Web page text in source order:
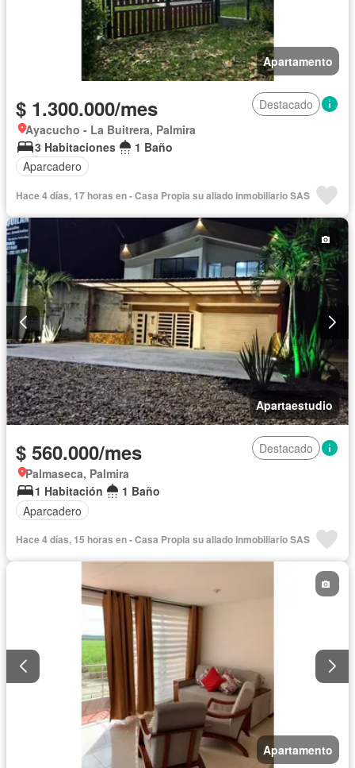
Apartamento
$ 1.300.000/mes
Destacado
Ayacucho - La Buitrera, Palmira
3 Habitaciones
1 Baño
Aparcadero
Hace 4 días, 17 horas en - Casa Propia su aliado inmobiliario SAS
Apartaestudio
$ 560.000/mes
Destacado
Palmaseca, Palmira
1 Habitación
1 Baño
Aparcadero
Hace 4 días, 15 horas en - Casa Propia su aliado inmobiliario SAS
Apartamento